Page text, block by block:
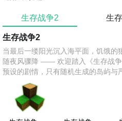
生存战争2 生存
生存战争2
当最后一缕阳光沉入海平面，饥饿的
随夜风骤降 —— 欢迎踏入《生存战
预设的剧情，只有随机生成的岛屿与
建与战斗，都是对生存本能与创造天